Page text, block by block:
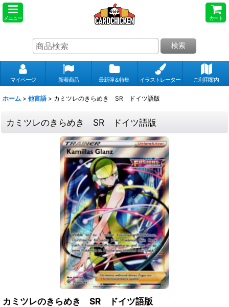
メニュー カート
検索
マイページ 新着商品 最新弾＆特集 イラストレーター ご利用案内
ホーム > 他言語 > カミツレのきらめき SR ドイツ語版
カミツレのきらめき SR ドイツ語版
カミツレのきらめき SR ドイツ語版